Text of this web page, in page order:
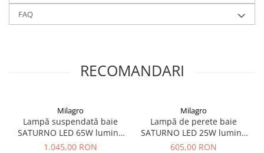
FAQ
RECOMANDARI
Milagro
Lampă suspendată baie
SATURNO LED 65W lumină
neutră
1.045,00 RON
Milagro
Lampă de perete baie
SATURNO LED 25W lumină
neutră 50 cm IP44 Negru
605,00 RON